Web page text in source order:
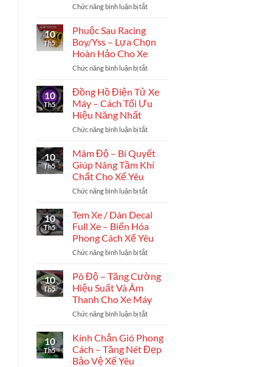
Kiện
Có
Cho
Các
Tín
Off-
Chức năng bình luận bị tắtở
Chơi
Xe
Máy
Hợp
Người
Độ
10
Th5
Phuộc Sau Racing
Boy/Yss – Lựa Chọn
Hoàn Hảo Cho Xe
Chức năng bình luận bị tắtở
Sau
Boy/Yss
Lựa
Hoàn
Hảo
Cho
10
Th5
Đồng Hồ Điện Tử Xe
Máy – Cách Tối Ưu
Hiệu Năng Nhất
Chức năng bình luận bị tắtở
Hồ
Tử
Máy
Cách
Ưu
Hiệu
Năng
10
Th5
Mâm Độ – Bí Quyết
Giúp Nâng Tầm Khí
Chất Cho Xế Yêu
Chức năng bình luận bị tắtở
Độ
Bí
Quyết
Giúp
Tầm
Khí
Cho
Xế
10
Th5
Tem Xe / Dán Decal
Full Xe – Biến Hóa
Phong Cách Xế Yêu
Chức năng bình luận bị tắtở
Xe
Decal
Full
Biến
Hóa
10
Th5
Pô Độ – Tăng Cường
Hiệu Suất Và Âm
Thanh Cho Xe Máy
Chức năng bình luận bị tắtở
–
Tăng
10
Th5
Kính Chắn Gió Phong
Cách – Tăng Nét Đẹp
Bảo Vệ Xế Yêu